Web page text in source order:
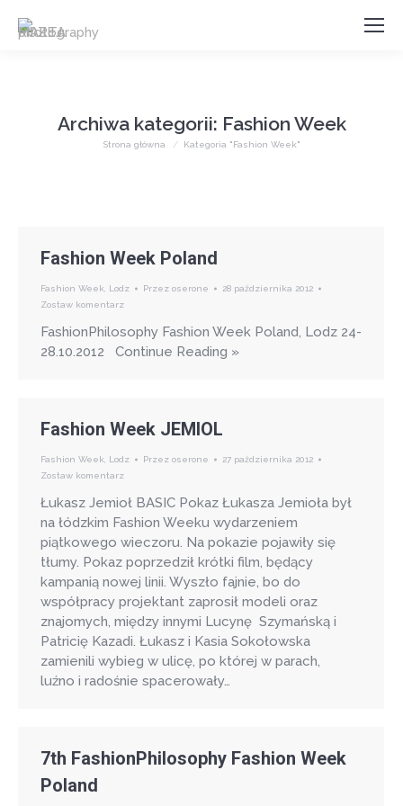
Archiwa kategorii: Fashion Week
Jesteś tutaj:
Strona główna Kategoria "Fashion Week"
Fashion Week Poland
Fashion Week Lodz Przez oserone
28 października 2012
Zostaw komentarz
FashionPhilosophy Fashion Week Poland, Lodz 24-
28.10.2012 Continue Reading »
Fashion Week JEMIOL
Fashion Week Lodz Przez oserone
27 października 2012
Zostaw komentarz
Łukasz Jemioł BASIC Pokaz Łukasza Jemioła był
na łódzkim Fashion Weeku wydarzeniem
piątkowego wieczoru. Na pokazie pojawiły się
tłumy. Pokaz poprzedził krótki film, będący
kampanią nowej linii. Wyszło fajnie, bo do
współpracy projektant zaprosił modeli oraz
znajomych, między innymi Lucynę Szymańską i
Patricię Kazadi. Łukasz i Kasia Sokołowska
zamienili wybieg w ulicę, po której w parach,
luźno i radośnie spacerowały…
7th FashionPhilosophy Fashion Week
Poland